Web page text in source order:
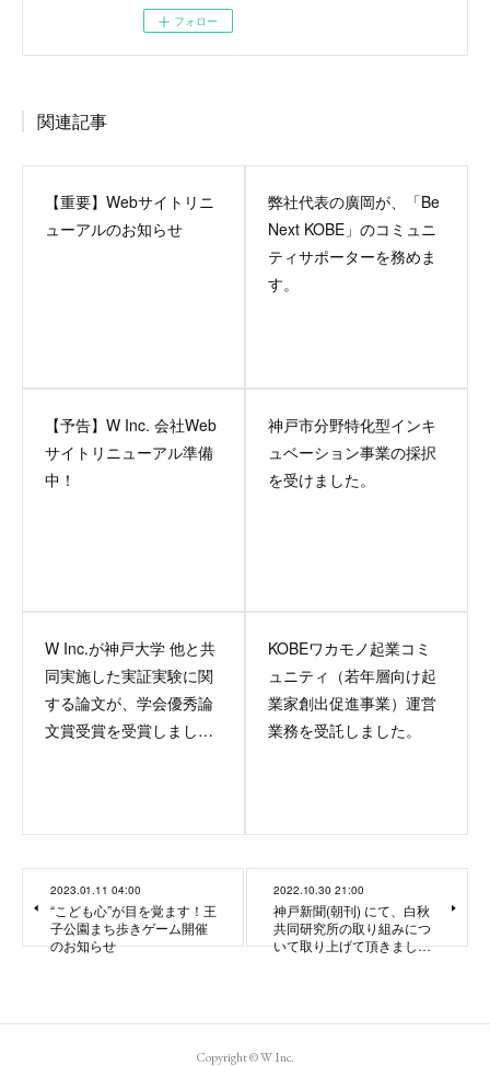
フォロー
関連記事
【重要】Webサイトリニ
ューアルのお知らせ
弊社代表の廣岡が、「Be
Next KOBE」のコミュニ
ティサポーターを務めま
す。
【予告】W Inc. 会社Web
サイトリニューアル準備
中！
神戸市分野特化型インキ
ュベーション事業の採択
を受けました。
W Inc.が神戸大学 他と共
同実施した実証実験に関
する論文が、学会優秀論
文賞受賞を受賞しまし…
KOBEワカモノ起業コミ
ュニティ（若年層向け起
業家創出促進事業）運営
業務を受託しました。
2023.01.11 04:00
“こども心”が目を覚ます！王
子公園まち歩きゲーム開催
のお知らせ
2022.10.30 21:00
神戸新聞(朝刊) にて、白秋
共同研究所の取り組みにつ
いて取り上げて頂きまし…
Copyright © W Inc.